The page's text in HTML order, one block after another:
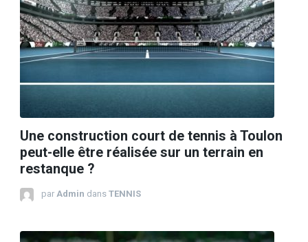
Une construction court de tennis à Toulon
peut-elle être réalisée sur un terrain en
restanque ?
par Admin dans TENNIS